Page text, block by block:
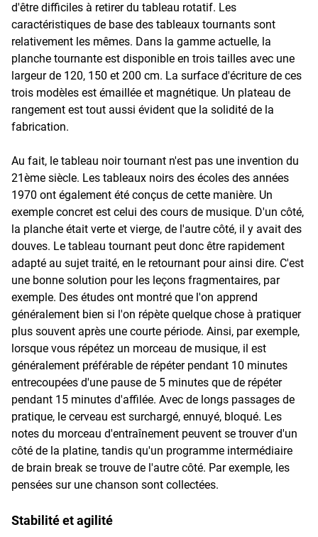
d'être difficiles à retirer du tableau rotatif. Les
caractéristiques de base des tableaux tournants sont
relativement les mêmes. Dans la gamme actuelle, la
planche tournante est disponible en trois tailles avec une
largeur de 120, 150 et 200 cm. La surface d'écriture de ces
trois modèles est émaillée et magnétique. Un plateau de
rangement est tout aussi évident que la solidité de la
fabrication.
Au fait, le tableau noir tournant n'est pas une invention du
21ème siècle. Les tableaux noirs des écoles des années
1970 ont également été conçus de cette manière. Un
exemple concret est celui des cours de musique. D'un côté,
la planche était verte et vierge, de l'autre côté, il y avait des
douves. Le tableau tournant peut donc être rapidement
adapté au sujet traité, en le retournant pour ainsi dire. C'est
une bonne solution pour les leçons fragmentaires, par
exemple. Des études ont montré que l'on apprend
généralement bien si l'on répète quelque chose à pratiquer
plus souvent après une courte période. Ainsi, par exemple,
lorsque vous répétez un morceau de musique, il est
généralement préférable de répéter pendant 10 minutes
entrecoupées d'une pause de 5 minutes que de répéter
pendant 15 minutes d'affilée. Avec de longs passages de
pratique, le cerveau est surchargé, ennuyé, bloqué. Les
notes du morceau d'entraînement peuvent se trouver d'un
côté de la platine, tandis qu'un programme intermédiaire
de brain break se trouve de l'autre côté. Par exemple, les
pensées sur une chanson sont collectées.
Stabilité et agilité